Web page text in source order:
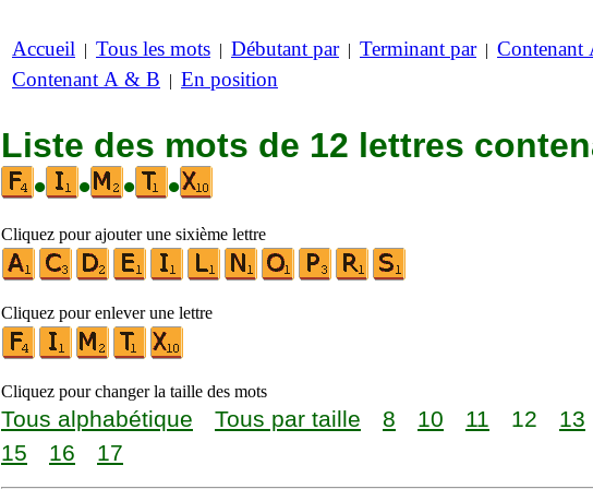
Accueil | Tous les mots | Débutant par| Terminant par| Contenant
Contenant A & B | En position
Liste des mots de 12 lettres
•
• • •
Cliquez pour ajouter une sixième lettre
Cliquez pour enlever une lettre
Cliquez pour changer la taille des mots
Tous alphabétique Tous par taille 8 10 11 12 13
15
16 17